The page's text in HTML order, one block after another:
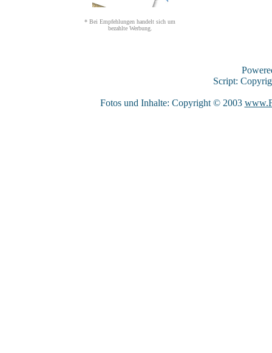
* Bei Empfehlungen handelt sich um
bezahlte Werbung.
Script:
Fotos und Inhalte: Copyright © 2003